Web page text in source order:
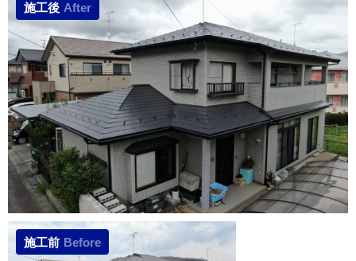
施工後 After
施工前 Before